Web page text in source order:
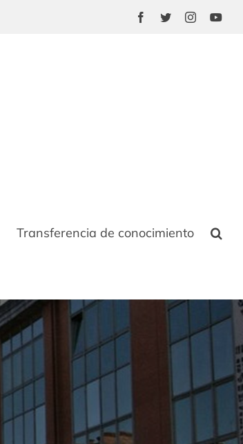
Facebook
TwitterInstagram
Transferencia de conocimiento